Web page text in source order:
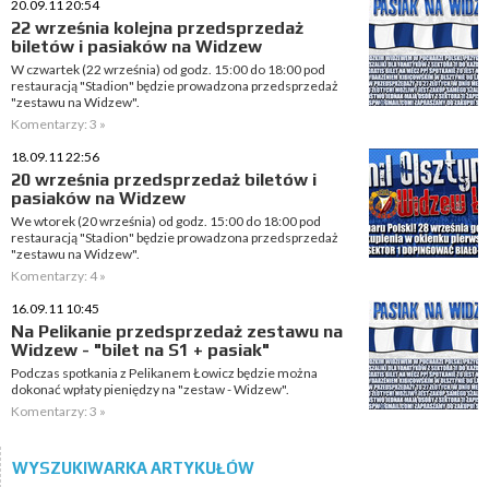
20.09.11 20:54
22 września kolejna przedsprzedaż
biletów i pasiaków na Widzew
W czwartek (22 września) od godz. 15:00 do 18:00 pod
restauracją "Stadion" będzie prowadzona przedsprzedaż
"zestawu na Widzew".
Komentarzy: 3 »
18.09.11 22:56
20 września przedsprzedaż biletów i
pasiaków na Widzew
We wtorek (20 września) od godz. 15:00 do 18:00 pod
restauracją "Stadion" będzie prowadzona przedsprzedaż
"zestawu na Widzew".
Komentarzy: 4 »
16.09.11 10:45
Na Pelikanie przedsprzedaż zestawu na
Widzew - "bilet na S1 + pasiak"
Podczas spotkania z Pelikanem Łowicz będzie można
dokonać wpłaty pieniędzy na "zestaw - Widzew".
Komentarzy: 3 »
WYSZUKIWARKA ARTYKUŁÓW